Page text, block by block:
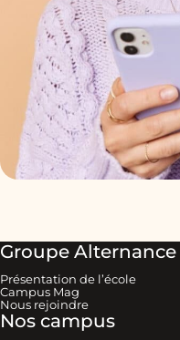
Groupe Alternance
Présentation de l’école
Campus Mag
Nous rejoindre
Nos campus